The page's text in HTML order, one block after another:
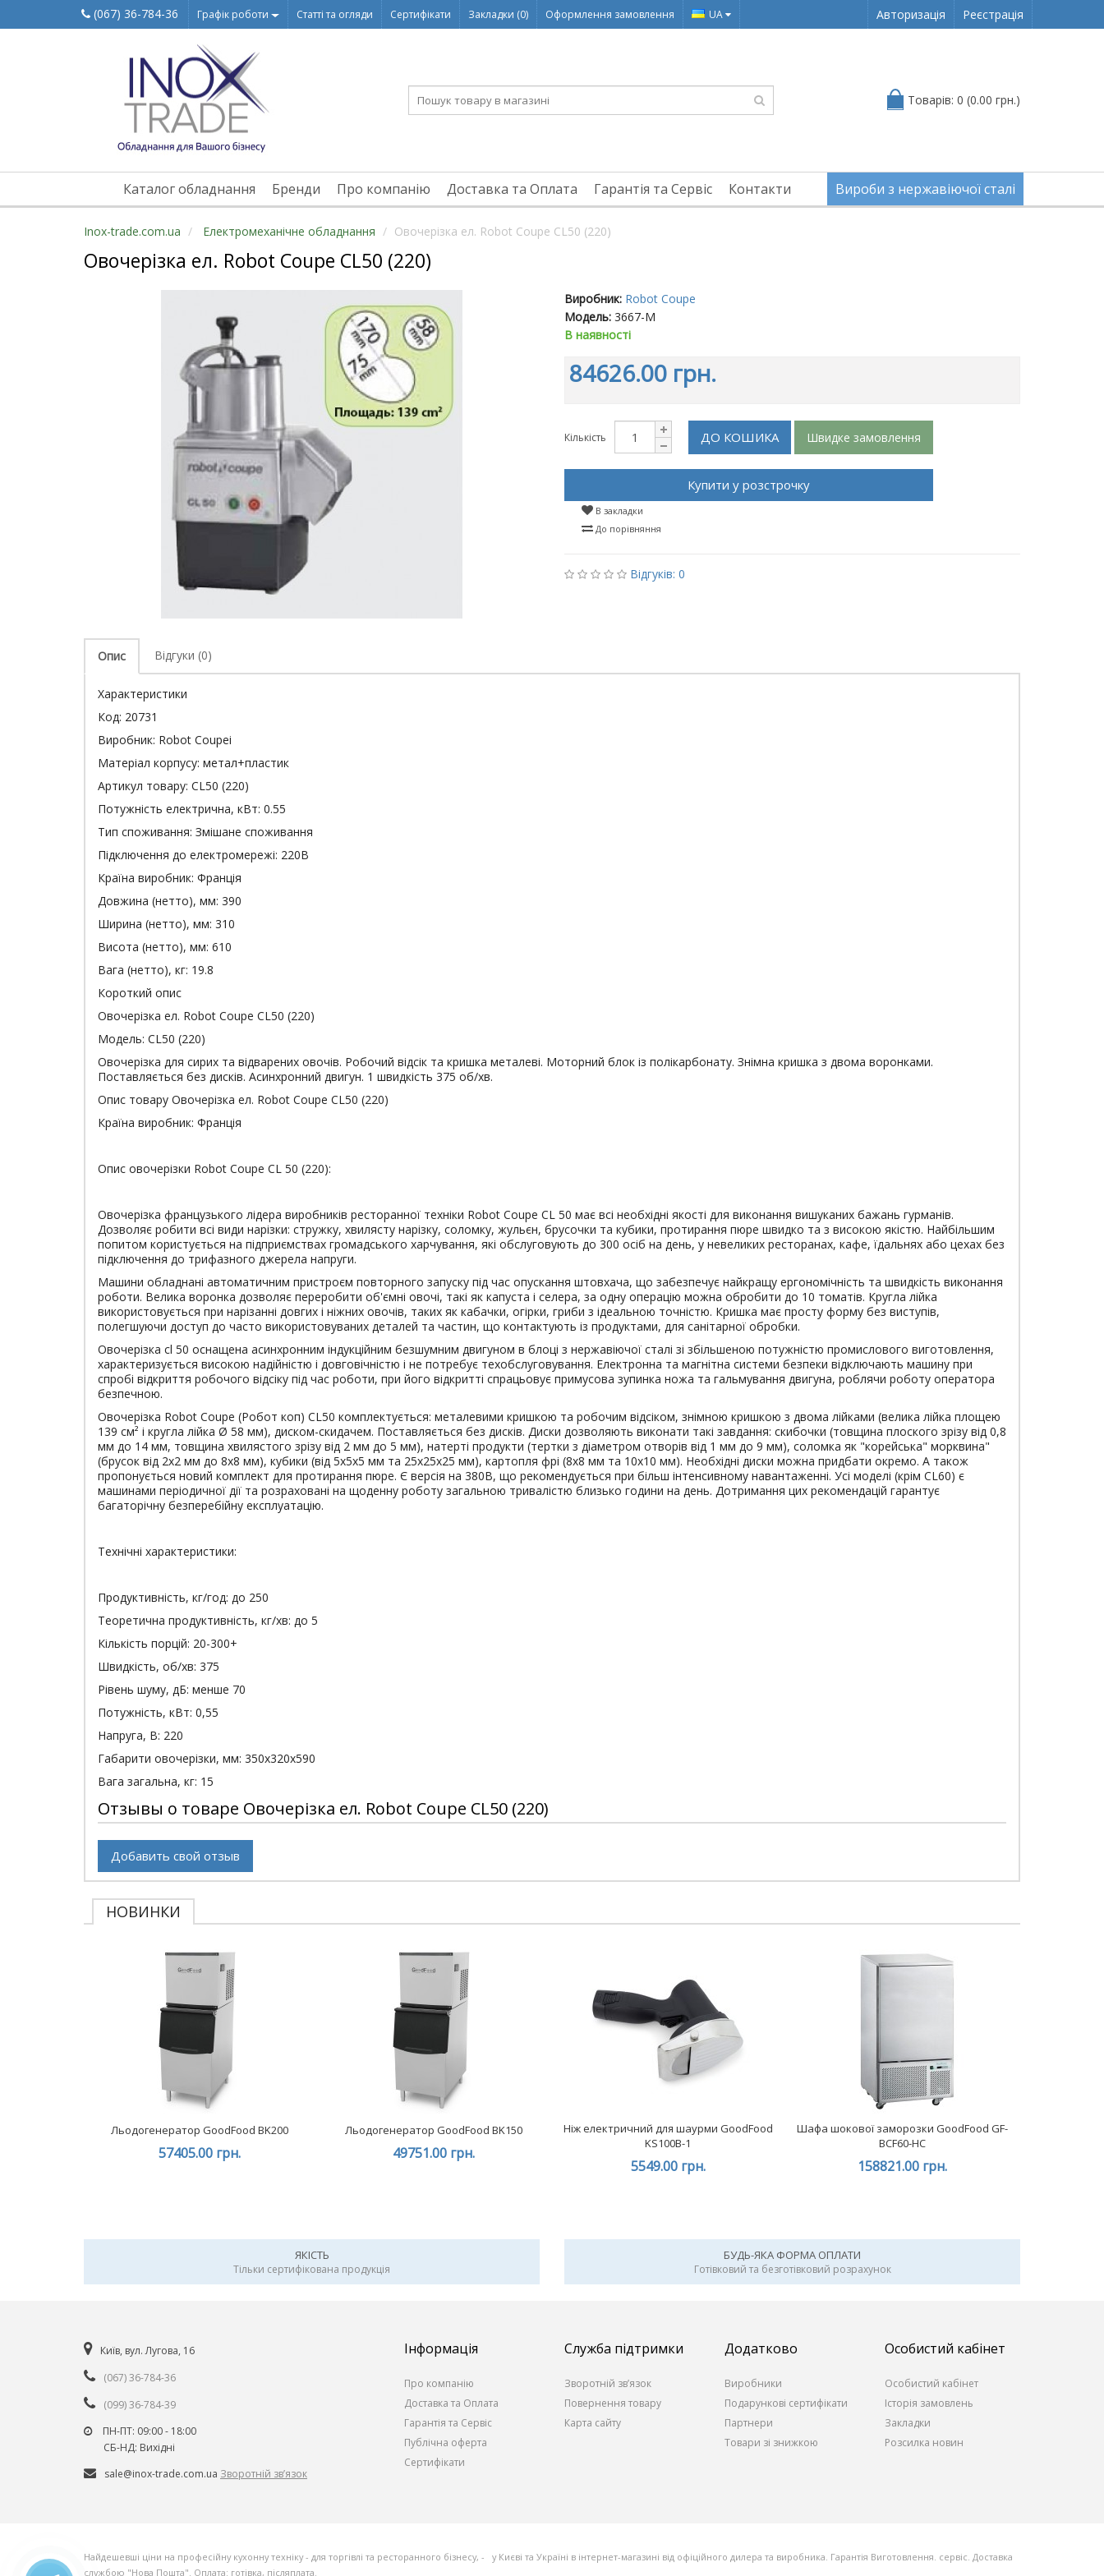
(067) 36-784-36 Графік роботи Статті та огляди Сертифікати Закладки (0) Оформлення замовлення UA Авторизація Реєстрація
Товарів: 0 (0.00 грн.)
Каталог обладнання Бренди Про компанію Доставка та Оплата Гарантія та Сервіс Контакти Вироби з нержавіючої сталі
Inox-trade.com.ua Електромеханічне обладнання Овочерізка ел. Robot Coupe CL50 (220)
Овочерізка ел. Robot Coupe CL50 (220)
Виробник: Robot Coupe
Модель: 3667-M
В наявності
84626.00 грн.
Кількість ДО КОШИКА Швидке замовлення
Купити у розстрочку
В закладки
До порівняння
Відгуків: 0
Опис Відгуки (0)
Характеристики
Код: 20731
Виробник: Robot Coupei
Матеріал корпусу: метал+пластик
Артикул товару: CL50 (220)
Потужність електрична, кВт: 0.55
Тип споживання: Змішане споживання
Підключення до електромережі: 220В
Країна виробник: Франція
Довжина (нетто), мм: 390
Ширина (нетто), мм: 310
Висота (нетто), мм: 610
Вага (нетто), кг: 19.8
Короткий опис
Овочерізка ел. Robot Coupe CL50 (220)
Модель: CL50 (220)
Овочерізка для сирих та відварених овочів. Робочий відсік та кришка металеві. Моторний блок із полікарбонату. Знімна кришка з двома воронками.
Поставляється без дисків. Асинхронний двигун. 1 швидкість 375 об/хв.
Опис товару Овочерізка ел. Robot Coupe CL50 (220)
Країна виробник: Франція
Опис овочерізки Robot Coupe CL 50 (220):
Овочерізка французького лідера виробників ресторанної техніки Robot Coupe CL 50 має всі необхідні якості для виконання вишуканих бажань гурманів.
Дозволяє робити всі види нарізки: стружку, хвилясту нарізку, соломку, жульєн, брусочки та кубики, протирання пюре швидко та з високою якістю. Найбільшим
попитом користується на підприємствах громадського харчування, які обслуговують до 300 осіб на день, у невеликих ресторанах, кафе, їдальнях або цехах без
підключення до трифазного джерела напруги.
Машини обладнані автоматичним пристроєм повторного запуску під час опускання штовхача, що забезпечує найкращу ергономічність та швидкість виконання
роботи. Велика воронка дозволяє переробити об'ємні овочі, такі як капуста і селера, за одну операцію можна обробити до 10 томатів. Кругла лійка
використовується при нарізанні довгих і ніжних овочів, таких як кабачки, огірки, гриби з ідеальною точністю. Кришка має просту форму без виступів,
полегшуючи доступ до часто використовуваних деталей та частин, що контактують із продуктами, для санітарної обробки.
Овочерізка cl 50 оснащена асинхронним індукційним безшумним двигуном в блоці з нержавіючої сталі зі збільшеною потужністю промислового виготовлення,
характеризується високою надійністю і довговічністю і не потребує техобслуговування. Електронна та магнітна системи безпеки відключають машину при
спробі відкриття робочого відсіку під час роботи, при його відкритті спрацьовує примусова зупинка ножа та гальмування двигуна, роблячи роботу оператора
безпечною.
Овочерізка Robot Coupe (Робот коп) CL50 комплектується: металевими кришкою та робочим відсіком, знімною кришкою з двома лійками (велика лійка площею
139 см² і кругла лійка Ø 58 мм), диском-скидачем. Поставляється без дисків. Диски дозволяють виконати такі завдання: скибочки (товщина плоского зрізу від 0,8
мм до 14 мм, товщина хвилястого зрізу від 2 мм до 5 мм), натерті продукти (тертки з діаметром отворів від 1 мм до 9 мм), соломка як "корейська" морквина"
(брусок від 2х2 мм до 8х8 мм), кубики (від 5х5х5 мм та 25х25х25 мм), картопля фрі (8х8 мм та 10х10 мм). Необхідні диски можна придбати окремо. А також
пропонується новий комплект для протирання пюре. Є версія на 380В, що рекомендується при більш інтенсивному навантаженні. Усі моделі (крім CL60) є
машинами періодичної дії та розраховані на щоденну роботу загальною тривалістю близько години на день. Дотримання цих рекомендацій гарантує
багаторічну безперебійну експлуатацію.
Технічні характеристики:
Продуктивність, кг/год: до 250
Теоретична продуктивність, кг/хв: до 5
Кількість порцій: 20-300+
Швидкість, об/хв: 375
Рівень шуму, дБ: менше 70
Потужність, кВт: 0,55
Напруга, В: 220
Габарити овочерізки, мм: 350х320х590
Вага загальна, кг: 15
Отзывы о товаре Овочерізка ел. Robot Coupe CL50 (220)
Добавить свой отзыв
НОВИНКИ
Льодогенератор GoodFood BK200
57405.00 грн.
Льодогенератор GoodFood BK150
49751.00 грн.
Ніж електричний для шаурми GoodFood
KS100B-1
5549.00 грн.
Шафа шокової заморозки GoodFood GF-
BCF60-HC
158821.00 грн.
ЯКІСТЬ
Тільки сертифікована продукція
БУДЬ-ЯКА ФОРМА ОПЛАТИ
Готівковий та безготівковий розрахунок
Київ, вул. Лугова, 16
(067) 36-784-36
(099) 36-784-39
ПН-ПТ: 09:00 - 18:00
СБ-НД: Вихiднi
sale@inox-trade.com.ua Зворотній зв’язок
Інформація
Про компанію
Доставка та Оплата
Гарантія та Сервіс
Публічна оферта
Сертифікати
Служба підтримки
Зворотній зв’язок
Повернення товару
Карта сайту
Додатково
Виробники
Подарункові сертифікати
Партнери
Товари зі знижкою
Особистий кабінет
Особистий кабінет
Історія замовлень
Закладки
Розсилка новин
Найдешевші ціни на професійну кухонну техніку - для торгівлі та ресторанного бізнесу, - у Києві та Україні в інтернет-магазині від офіційного дилера та виробника. Гарантія Виготовлення. сервіс. Доставка
службою "Нова Пошта". Оплата: готівка, післяплата.